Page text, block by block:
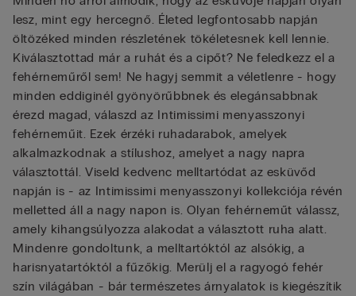
lesz, mint egy hercegnő. Életed legfontosabb napján
öltözéked minden részletének tökéletesnek kell lennie.
Kiválasztottad már a ruhát és a cipőt? Ne feledkezz el a
fehérneműről sem! Ne hagyj semmit a véletlenre - hogy
minden eddiginél gyönyörűbbnek és elegánsabbnak
érezd magad, válaszd az Intimissimi menyasszonyi
fehérneműit. Ezek érzéki ruhadarabok, amelyek
alkalmazkodnak a stílushoz, amelyet a nagy napra
választottál. Viseld kedvenc melltartódat az esküvőd
napján is - az Intimissimi menyasszonyi kollekciója révén
melletted áll a nagy napon is. Olyan fehérneműt válassz,
amely kihangsúlyozza alakodat a választott ruha alatt.
Mindenre gondoltunk, a melltartóktól az alsókig, a
harisnyatartóktól a fűzőkig. Merülj el a ragyogó fehér
szín világában - bár természetes árnyalatok is kiegészítik